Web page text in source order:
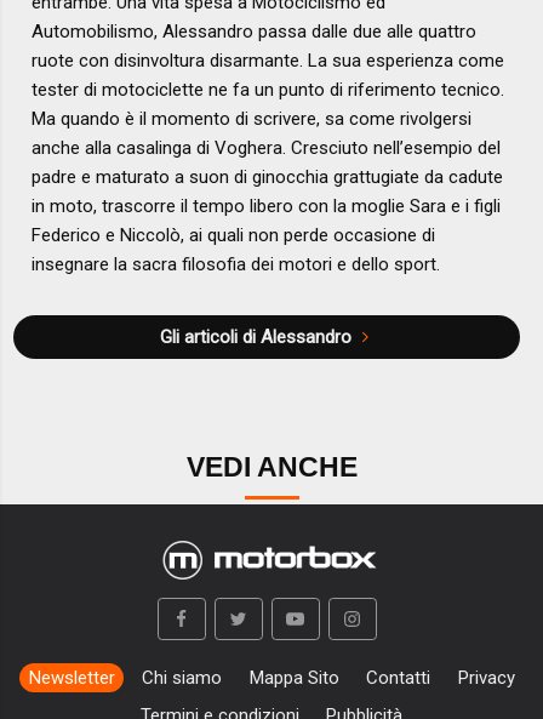
Automobilismo, Alessandro passa dalle due alle quattro
ruote con disinvoltura disarmante. La sua esperienza come
tester di motociclette ne fa un punto di riferimento tecnico.
Ma quando è il momento di scrivere, sa come rivolgersi
anche alla casalinga di Voghera. Cresciuto nell’esempio del
padre e maturato a suon di ginocchia grattugiate da cadute
in moto, trascorre il tempo libero con la moglie Sara e i figli
Federico e Niccolò, ai quali non perde occasione di
insegnare la sacra filosofia dei motori e dello sport.
Gli articoli di Alessandro
VEDI ANCHE
Newsletter Chi siamo Mappa Sito Contatti
Privacy